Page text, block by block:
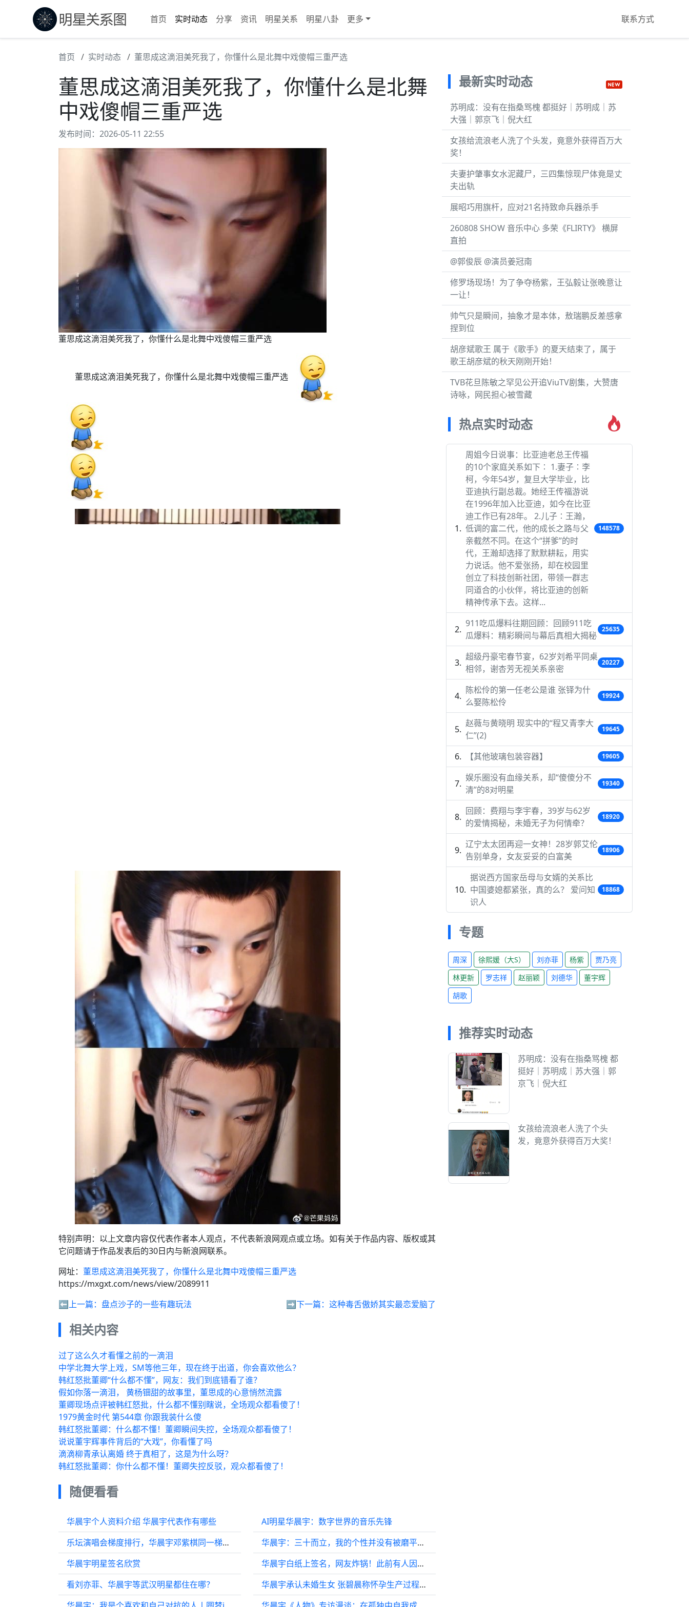
首页 实时动态 分享 资讯 明星关系 明星八卦 更多 联系方式
首页 实时动态 董思成这滴泪美死我了，你懂什么是北舞中戏傻帽三重严选
董思成这滴泪美死我了，你懂什么是北舞
中戏傻帽三重严选
发布时间：2026-05-11 22:55
董思成这滴泪美死我了，你懂什么是北舞中戏傻帽三重严选
董思成这滴泪美死我了，你懂什么是北舞中戏傻帽三重严选
特别声明：以上文章内容仅代表作者本人观点，不代表新浪网观点或立场。如有关于作品内容、版权或其
它问题请于作品发表后的30日内与新浪网联系。
网址： 董思成这滴泪美死我了，你懂什么是北舞中戏傻帽三重严选
https://mxgxt.com/news/view/2089911
⬅️上一篇： 盘点沙子的一些有趣玩法 ➡️下一篇： 这种毒舌傲娇其实最恋爱脑了
相关内容
过了这么久才看懂之前的一滴泪
中学北舞大学上戏，SM等他三年，现在终于出道，你会喜欢他么？
韩红怒批董卿“什么都不懂”，网友：我们到底错看了谁？
假如你落一滴泪， 黄杨钿甜的故事里，董思成的心意悄然流露
董卿现场点评被韩红怒批，什么都不懂别瞎说，全场观众都看傻了！
1979黄金时代 第544章 你跟我装什么傻
韩红怒批董卿：什么都不懂！董卿瞬间失控，全场观众都看傻了！
说说董宇辉事件背后的“大戏”，你看懂了吗
滴滴柳青承认离婚 终于真相了，这是为什么呀？
韩红怒批董卿：你什么都不懂！董卿失控反驳，观众都看傻了！
随便看看
华晨宇个人资料介绍 华晨宇代表作有哪些
乐坛演唱会梯度排行，华晨宇邓紫棋同一梯队，新势力歌手正在崛起
华晨宇明星签名欣赏
看刘亦菲、华晨宇等武汉明星都住在哪？
AI明星华晨宇：数字世界的音乐先锋
华晨宇：三十而立，我的个性并没有被磨平丨人物
华晨宇白纸上签名，网友炸锅！此前有人因此被骗光积蓄……
华晨宇承认未婚生女 张碧晨称怀孕生产过程瞒着男方、产后才告知
最新实时动态
苏明成：没有在指桑骂槐 都挺好｜苏明成｜苏
大强｜郭京飞｜倪大红
女孩给流浪老人洗了个头发，竟意外获得百万大
奖！
夫妻护肇事女水泥藏尸，三四集惊现尸体竟是丈
夫出轨
展昭巧用旗杆，应对21名持致命兵器杀手
260808 SHOW 音乐中心 多荣《FLIRTY》 横屏
直拍
@郭俊辰 @演员姜冠南
修罗场现场！为了争夺杨紫，王弘毅让张晚意让
一让！
帅气只是瞬间，抽象才是本体，敖瑞鹏反差感拿
捏到位
胡彦斌歌王 属于《歌手》的夏天结束了，属于
歌王胡彦斌的秋天刚刚开始！
TVB花旦陈敏之罕见公开追ViuTV剧集，大赞唐
诗咏，网民担心被雪藏
热点实时动态
周姐今日说事：比亚迪老总王传福
的10个家庭关系如下∶ 1.妻子∶李
柯，今年54岁，复旦大学毕业，比
亚迪执行副总裁。她经王传福游说
在1996年加入比亚迪，如今在比亚
迪工作已有28年。 2.儿子∶王瀚，
低调的富二代，他的成长之路与父
亲截然不同。在这个“拼爹”的时
代，王瀚却选择了默默耕耘，用实
力说话。他不爱张扬，却在校园里
创立了科技创新社团，带领一群志
同道合的小伙伴，将比亚迪的创新
精神传承下去。这样...
148578
911吃瓜爆料往期回顾：回顾911吃
瓜爆料：精彩瞬间与幕后真相大揭秘
25635
超级丹豪宅春节宴，62岁刘希平同桌
相邻，谢杏芳无视关系亲密
20227
陈松伶的第一任老公是谁 张铎为什
么娶陈松伶
19924
赵薇与黄晓明 现实中的“程又青李大
仁”(2)
19645
【其他玻璃包装容器】 19605
娱乐圈没有血缘关系，却“傻傻分不
清”的8对明星
19340
回顾：费翔与李宇春，39岁与62岁
的爱情揭秘，未婚无子为何情牵？
18920
辽宁太太团再迎一女神！28岁郭艾伦
告别单身，女友妥妥的白富美
18906
据说西方国家岳母与女婿的关系比
中国婆媳都紧张，真的么？ 爱问知
识人
18868
专题
周深 徐熙媛（大S） 刘亦菲 杨紫
贾乃亮
林更新
罗志祥 赵丽颖 刘德华
董宇辉
胡歌
推荐实时动态
苏明成：没有在指桑骂槐 都
挺好｜苏明成｜苏大强｜郭
京飞｜倪大红
女孩给流浪老人洗了个头
发，竟意外获得百万大奖！